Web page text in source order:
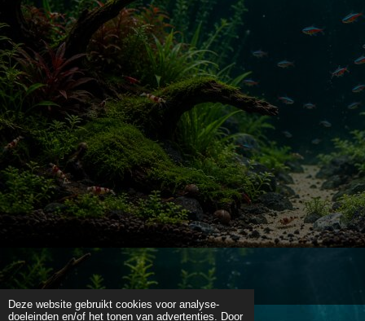
Deze website gebruikt cookies voor analyse-
doeleinden en/of het tonen van advertenties. Door